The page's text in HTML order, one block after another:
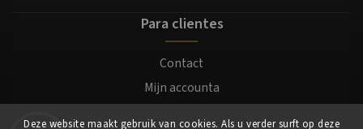
Deze website maakt gebruik van cookies. Als u verder surft op deze
Para clientes
Contact
Mijn accounta